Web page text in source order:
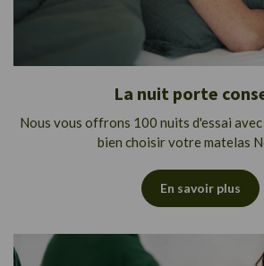
La nuit porte
Nous vous offrons 100 nuits d'essai
bien choisir votre matelas
En savoir plus